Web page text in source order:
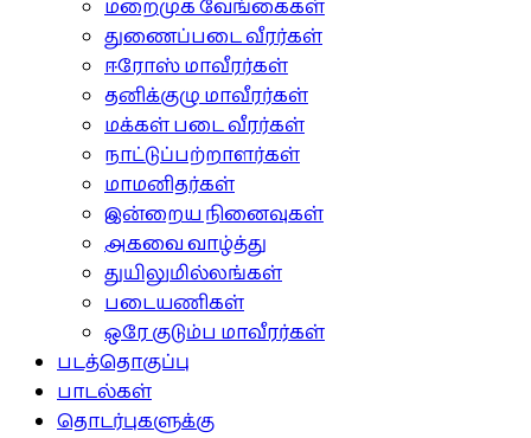
மறைமுக வேங்கைகள்
துணைப்படை வீரர்கள்
ஈரோஸ் மாவீரர்கள்
தனிக்குழு மாவீரர்கள்
மக்கள் படை வீரர்கள்
நாட்டுப்பற்றாளர்கள்
மாமனிதர்கள்
இன்றைய நினைவுகள்
அகவை வாழ்த்து
துயிலுமில்லங்கள்
படையணிகள்
ஒரே குடும்ப மாவீரர்கள்
படத்தொகுப்பு
பாடல்கள்
தொடர்புகளுக்கு